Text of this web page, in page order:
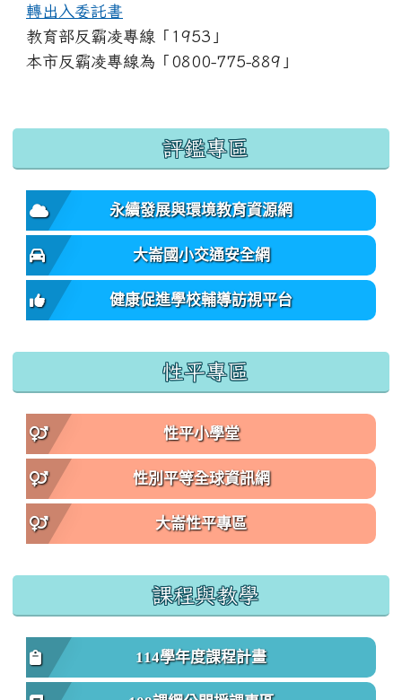
轉出入委託書
教育部反霸凌專線「1953」
本市反霸凌專線為「0800-775-889」
:::
評鑑專區
永續發展與環境教育資源網
大崙國小交通安全網
健康促進學校輔導訪視平台
性平專區
性平小學堂
性別平等全球資訊網
大崙性平專區
課程與教學
114學年度課程計畫